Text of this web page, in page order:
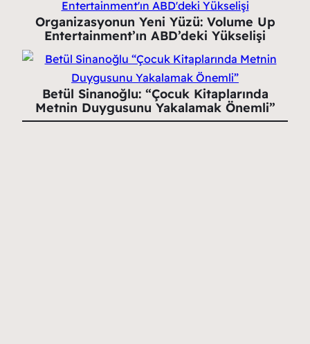
Organizasyonun Yeni Yüzü: Volume Up
Entertainment’ın ABD’deki Yükselişi
Betül Sinanoğlu: “Çocuk Kitaplarında
Metnin Duygusunu Yakalamak Önemli”